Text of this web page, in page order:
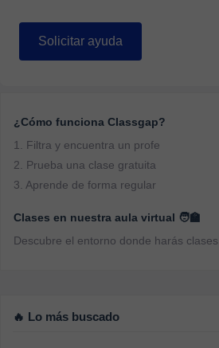
Solicitar ayuda
¿Cómo funciona Classgap?
1. Filtra y encuentra un profe
2. Prueba una clase gratuita
3. Aprende de forma regular
Clases en nuestra aula virtual 🧑‍🏫
Descubre el entorno donde harás clases.
🔥 Lo más buscado